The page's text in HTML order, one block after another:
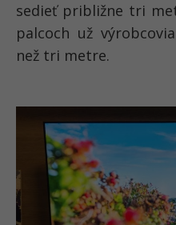
sedieť približne tri
palcoch už
než tri metre.